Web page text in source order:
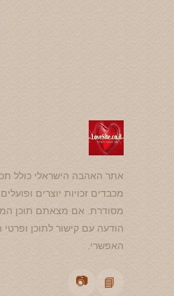
אתר האהבה הישראלי כולל
מכבדים זכויות יוצרים
מסודרת. אם מצאתם תוכן
הודעה עם קישור לתוכן ופרטי
האפשרי.
📘
📷